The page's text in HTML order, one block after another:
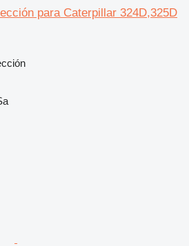
para Caterpillar 324D,325D